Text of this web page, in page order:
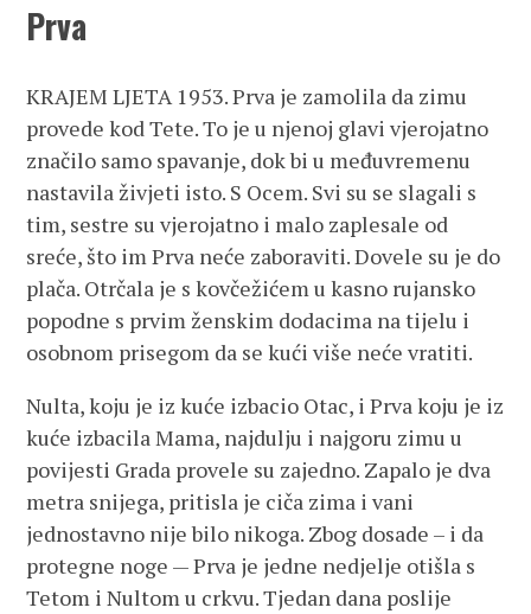
Prva
KRAJEM LJETA 1953. Prva je zamolila da zimu
provede kod Tete. To je u njenoj glavi vjerojatno
značilo samo spavanje, dok bi u međuvremenu
nastavila živjeti isto. S Ocem. Svi su se slagali s
tim, sestre su vjerojatno i malo zaplesale od
sreće, što im Prva neće zaboraviti. Dovele su je do
plača. Otrčala je s kovčežićem u kasno rujansko
popodne s prvim ženskim dodacima na tijelu i
osobnom prisegom da se kući više neće vratiti.
Nulta, koju je iz kuće izbacio Otac, i Prva koju je iz
kuće izbacila Mama, najdulju i najgoru zimu u
povijesti Grada provele su zajedno. Zapalo je dva
metra snijega, pritisla je ciča zima i vani
jednostavno nije bilo nikoga. Zbog dosade – i da
protegne noge — Prva je jedne nedjelje otišla s
Tetom i Nultom u crkvu. Tjedan dana poslije